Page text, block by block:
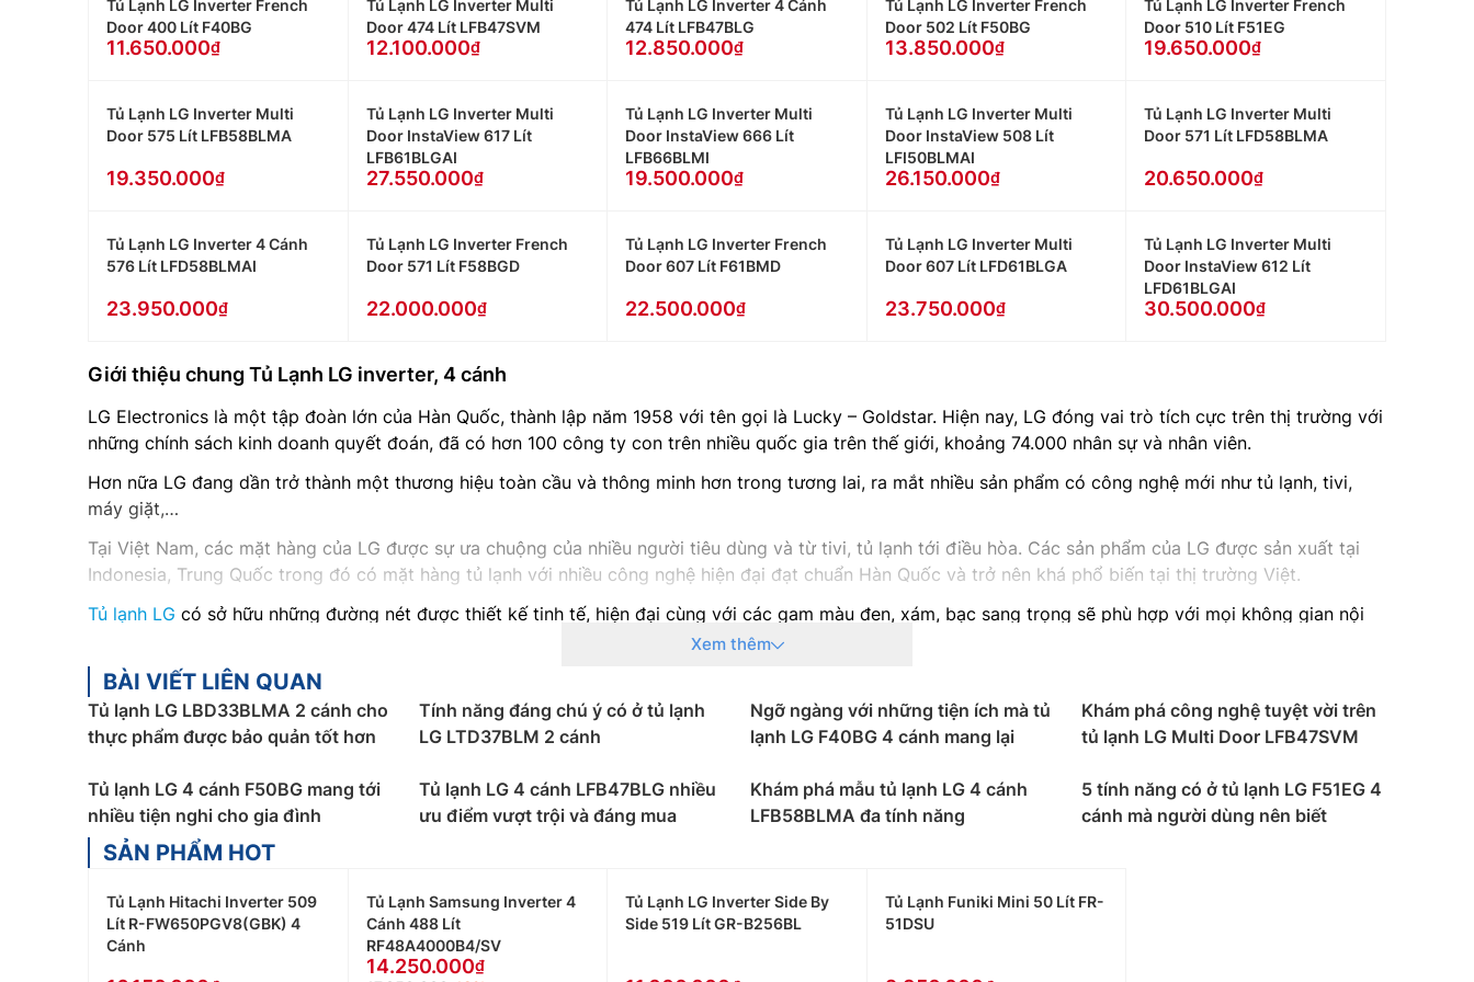
Tủ Lạnh LG Inverter French
Door 400 Lít F40BG
11.650.000
Tủ Lạnh LG Inverter Multi
Door 474 Lít LFB47SVM
12.100.000
Tủ Lạnh LG Inverter 4 Cánh
474 Lít LFB47BLG
12.850.000
Tủ Lạnh LG Inverter French
Door 502 Lít F50BG
13.850.000
Tủ Lạnh LG Inverter French
Door 510 Lít F51EG
19.650.000
Tủ Lạnh LG Inverter Multi
Door 575 Lít LFB58BLMA
19.350.000
Tủ Lạnh LG Inverter Multi
Door InstaView 617 Lít
LFB61BLGAI
27.550.000
Tủ Lạnh LG Inverter Multi
Door InstaView 666 Lít
LFB66BLMI
19.500.000
Tủ Lạnh LG Inverter Multi
Door InstaView 508 Lít
LFI50BLMAI
26.150.000
Tủ Lạnh LG Inverter Multi
Door 571 Lít LFD58BLMA
20.650.000
Tủ Lạnh LG Inverter 4 Cánh
576 Lít LFD58BLMAI
23.950.000
Tủ Lạnh LG Inverter French
Door 571 Lít F58BGD
22.000.000
Tủ Lạnh LG Inverter French
Door 607 Lít F61BMD
22.500.000
Tủ Lạnh LG Inverter Multi
Door 607 Lít LFD61BLGA
23.750.000
Tủ Lạnh LG Inverter Multi
Door InstaView 612 Lít
LFD61BLGAI
30.500.000
Giới thiệu chung Tủ Lạnh LG inverter, 4 cánh
LG Electronics là một tập đoàn lớn của Hàn Quốc, thành lập năm 1958 với tên gọi là Lucky – Goldstar. Hiện nay, LG đóng vai trò tích cực trên thị trường với
những chính sách kinh doanh quyết đoán, đã có hơn 100 công ty con trên nhiều quốc gia trên thế giới, khoảng 74.000 nhân sự và nhân viên.
Hơn nữa LG đang dần trở thành một thương hiệu toàn cầu và thông minh hơn trong tương lai, ra mắt nhiều sản phẩm có công nghệ mới như tủ lạnh, tivi,
máy giặt,…
Tại Việt Nam, các mặt hàng của LG được sự ưa chuộng của nhiều người tiêu dùng và từ tivi, tủ lạnh tới điều hòa. Các sản phẩm của LG được sản xuất tại
Indonesia, Trung Quốc trong đó có mặt hàng tủ lạnh với nhiều công nghệ hiện đại đạt chuẩn Hàn Quốc và trở nên khá phổ biến tại thị trường Việt.
Tủ lạnh LG có sở hữu những đường nét được thiết kế tinh tế, hiện đại cùng với các gam màu đen, xám, bạc sang trọng sẽ phù hợp với mọi không gian nội
thất và giúp căn phòng của bạn trở nên có sức hút mạnh mẽ. Đặc biệt ở một số sản phẩm còn có cửa phụ InstaView Door in Door giúp bạn quan sát thực
phẩm bên trong khi chỉ cần gõ hai lần liên tục lên cửa. Giảm hơi lạnh thất thoát đáng kể khi không phải mở cửa quá nhiều.
Phân loại sản phẩm Tủ Lạnh LG inverter, 4 cánh
LG cũng được phân chia đầy đủ với dùngtủ lạnh LG Side By Side
, Tủ lạnh French Door, Tủ lạnh ngăn đá dưới, hay phổ biến hơn cả là tủ lạnh ngăn đá trên.
Bên cạnh đó dung tích phù hợp với nhu cầu là một trong những tiêu chí hàng đầu được người tiêu dùng quan tâm.
Tủ lạnh LG 150 – 300 lít:Với tủ lạnh LG 150-300 lítđược thiết kế dạng 2 cánh phù hợp với gia đình có ít thành viên từ 2 – 3 người hoặc nhu cầu bảo quản
và lưu trữ thực phẩm ít.
bản, sử dụng tốt cho nhà từ 3 – 4 thành viên.
Tủ lạnh LG 400 – 550 lít:
tủ lạnh LG 400-550 lít
bảo quản và lưu trữ nhiều thực phẩm trong thời gian dài.
Xem thêm
BÀI VIẾT LIÊN QUAN
Tủ lạnh LG LBD33BLMA 2 cánh cho
thực phẩm được bảo quản tốt hơn
Tính năng đáng chú ý có ở tủ lạnh
LG LTD37BLM 2 cánh
Ngỡ ngàng với những tiện ích mà tủ
lạnh LG F40BG 4 cánh mang lại
Khám phá công nghệ tuyệt vời trên
tủ lạnh LG Multi Door LFB47SVM
Tủ lạnh LG 4 cánh F50BG mang tới
nhiều tiện nghi cho gia đình
Tủ lạnh LG 4 cánh LFB47BLG nhiều
ưu điểm vượt trội và đáng mua
Khám phá mẫu tủ lạnh LG 4 cánh
LFB58BLMA đa tính năng
5 tính năng có ở tủ lạnh LG F51EG 4
cánh mà người dùng nên biết
SẢN PHẨM HOT
Tủ Lạnh Hitachi Inverter 509
Lít R-FW650PGV8(GBK) 4
Cánh
Tủ Lạnh Samsung Inverter 4
Cánh 488 Lít
RF48A4000B4/SV
14.250.000
Tủ Lạnh LG Inverter Side By
Side 519 Lít GR-B256BL
Tủ Lạnh Funiki Mini 50 Lít FR-
51DSU